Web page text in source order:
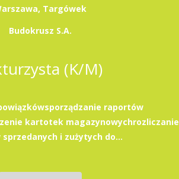
Targówek
Budokrusz S.A.
(K/M)
raportów
kartotek magazynowychrozliczanie
sprzedanych i zużytych do...